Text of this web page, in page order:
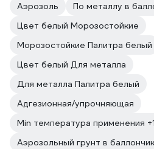
Аэрозоль
По металлу в
Цвет белый Морозостойкие
Морозостойкие Палитра белый
Цвет белый Для металла
Для металла Палитра белый
Адгезионная/упрочняющая
Min температура применения
Аэрозольный грунт в